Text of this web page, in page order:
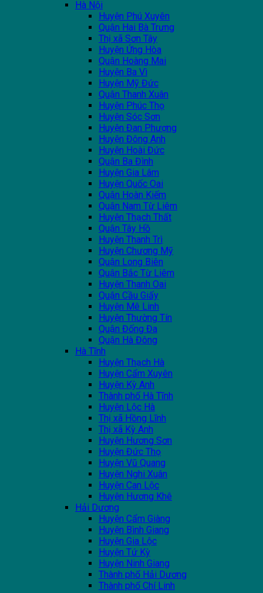
Hà Nội
Huyện Phú Xuyên
Quận Hai Bà Trưng
Thị xã Sơn Tây
Huyện Ứng Hòa
Quận Hoàng Mai
Huyện Ba Vì
Huyện Mỹ Đức
Quận Thanh Xuân
Huyện Phúc Thọ
Huyện Sóc Sơn
Huyện Đan Phượng
Huyện Đông Anh
Huyện Hoài Đức
Quận Ba Đình
Huyện Gia Lâm
Huyện Quốc Oai
Quận Hoàn Kiếm
Quận Nam Từ Liêm
Huyện Thạch Thất
Quận Tây Hồ
Huyện Thanh Trì
Huyện Chương Mỹ
Quận Long Biên
Quận Bắc Từ Liêm
Huyện Thanh Oai
Quận Cầu Giấy
Huyện Mê Linh
Huyện Thường Tín
Quận Đống Đa
Quận Hà Đông
Hà Tĩnh
Huyện Thạch Hà
Huyện Cẩm Xuyên
Huyện Kỳ Anh
Thành phố Hà Tĩnh
Huyện Lộc Hà
Thị xã Hồng Lĩnh
Thị xã Kỳ Anh
Huyện Hương Sơn
Huyện Đức Thọ
Huyện Vũ Quang
Huyện Nghi Xuân
Huyện Can Lộc
Huyện Hương Khê
Hải Dương
Huyện Cẩm Giàng
Huyện Bình Giang
Huyện Gia Lộc
Huyện Tứ Kỳ
Huyện Ninh Giang
Thành phố Hải Dương
Thành phố Chí Linh